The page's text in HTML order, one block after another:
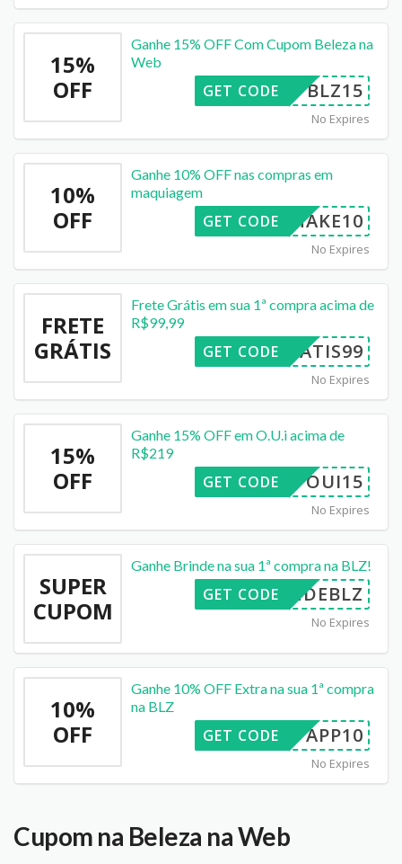
15%
OFF
Ganhe 15% OFF Com Cupom Beleza na
Web
BLZ15
GET CODE
No Expires
10%
OFF
Ganhe 10% OFF nas compras em
maquiagem
MAKE10
GET CODE
No Expires
FRETE
GRÁTIS
Frete Grátis em sua 1ª compra acima de
R$99,99
GRATIS99
GET CODE
No Expires
15%
OFF
Ganhe 15% OFF em O.U.i acima de
R$219
OUI15
GET CODE
No Expires
SUPER
CUPOM
Ganhe Brinde na sua 1ª compra na BLZ!
RINDEBLZ
GET CODE
No Expires
10%
OFF
Ganhe 10% OFF Extra na sua 1ª compra
na BLZ
APP10
GET CODE
No Expires
Cupom na Beleza na Web